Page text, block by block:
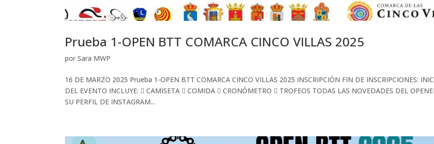
Prueba 1-OPEN BTT COMARCA CINCO VILLAS 2025
porSara MWP
16 DE MARZO 2025 Prueba 1-OPEN BTT COMARCA CINCO VILLAS 2025 INSCRIPCIÓN FIN DE INSCRIPCIONES:
DEL EVENTO INCLUYE:  CAMISETA  COMIDA  CRONÓMETRO  TROFEOS TODAS LAS NOVEDADES DEL
SU PERFIL DE INSTAGRAM...